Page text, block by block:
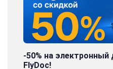
-50% на
FlyDoc!